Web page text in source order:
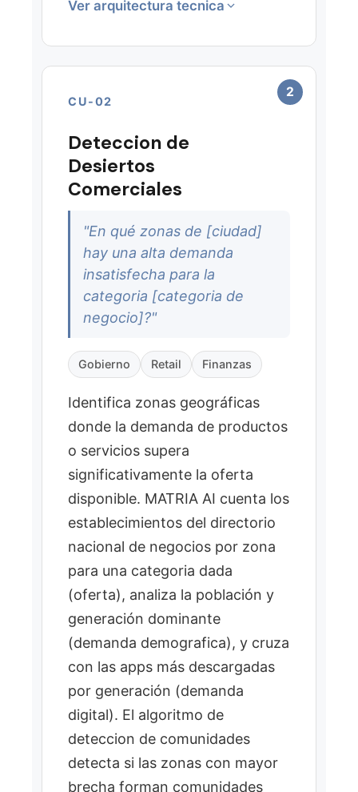
Ver arquitectura tecnica
Perfil Psicografico
Directorio Comercial
Zonas Geograficas
Indicadores Socioeconomicos
FLUJO DE ANALISIS
1 Identificar unidades
geográficas (Manzana,
ciudad de interes y
obtener metricas de zona
(indice de oportunidad,
nivel de saturacion).
Obtener perfil de
demanda: Persona a
segmento generaciónal,
persona a perfil
psicografico, zona a
indicadores
socioeconomicos.
3 Obtener perfil de oferta:
comercios con relaciones
competidores.
Calcular score de afinidad
de zona cruzando
demanda y oferta.
5 Usar análisis de similitud
para encontrar zonas
gemelas y área de
2
CU-02
Deteccion de
Desiertos
Comerciales
"En qué zonas de [ciudad]
hay una alta demanda
insatisfecha para la
categoria [categoria de
negocio]?"
Gobierno Retail Finanzas
Identifica zonas geográficas
donde la demanda de productos
o servicios supera
significativamente la oferta
disponible. MATRIA AI cuenta los
establecimientos del directorio
nacional de negocios por zona
para una categoria dada
(oferta), analiza la población y
generación dominante
(demanda demografica), y cruza
con las apps más descargadas
por generación (demanda
digital). El algoritmo de
deteccion de comunidades
detecta si las zonas con mayor
brecha forman comunidades